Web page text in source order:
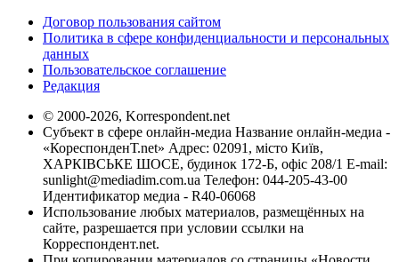
Договор пользования сайтом
Политика в сфере конфиденциальности и персональных
данных
Пользовательское соглашение
Редакция
© 2000-2026, Korrespondent.net
Субъект в сфере онлайн-медиа Название онлайн-медиа -
«КореспонденТ.net» Адрес: 02091, місто Київ,
ХАРКІВСЬКЕ ШОСЕ, будинок 172-Б, офіс 208/1 E-mail:
sunlight@mediadim.com.ua Телефон: 044-205-43-00
Идентификатор медиа - R40-06068
Использование любых материалов, размещённых на
сайте, разрешается при условии ссылки на
Корреспондент.net.